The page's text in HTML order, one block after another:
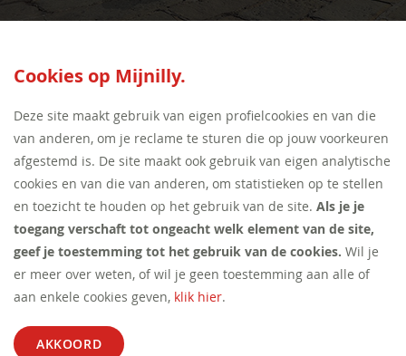
Cookies op Mijnilly.
Deze site maakt gebruik van eigen profielcookies en van die
van anderen, om je reclame te sturen die op jouw voorkeuren
afgestemd is. De site maakt ook gebruik van eigen analytische
cookies en van die van anderen, om statistieken op te stellen
en toezicht te houden op het gebruik van de site. Als je je
toegang verschaft tot ongeacht welk element van de site,
geef je toestemming tot het gebruik van de cookies. Wil je
er meer over weten, of wil je geen toestemming aan alle of
aan enkele cookies geven, klik hier.